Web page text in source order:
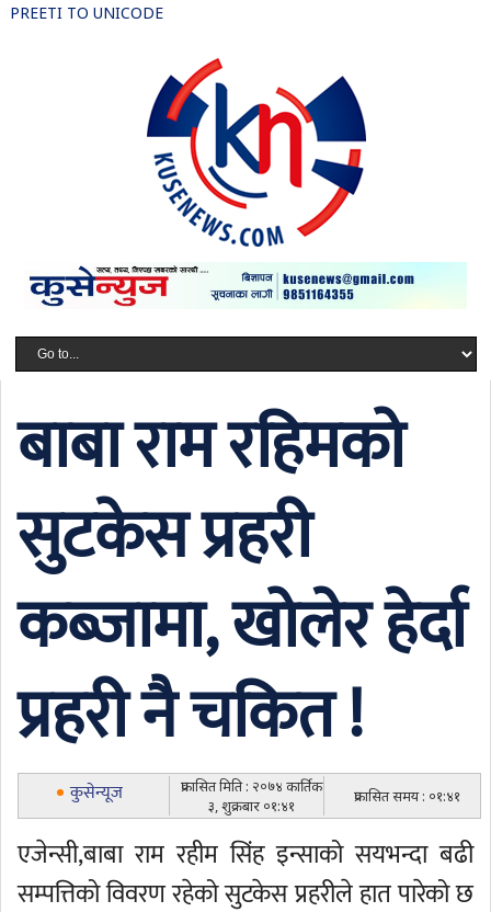
PREETI TO UNICODE
बाबा राम रहिमको
सुटकेस प्रहरी
कब्जामा, खोलेर हेर्दा
प्रहरी नै चकित !
कुसेन्यूज
प्रकासित मिति : २०७४ कार्तिक
३, शुक्रबार ०१:४१
प्रकासित समय : ०१:४१
एजेन्सी,बाबा राम रहीम सिंह इन्साको सयभन्दा बढी
सम्पत्तिको विवरण रहेको सुटकेस प्रहरीले हात पारेको छ